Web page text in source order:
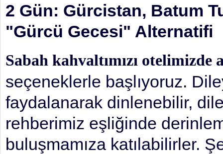
2 Gün: Gürcistan, Batum
"Gürcü Gecesi" Alternatifi
Sabah kahvaltımızı otelimizde
seçeneklerle başlıyoruz.
faydalanarak dinlenebilir,
rehberimiz eşliğinde
buluşmamıza katılabilirler.